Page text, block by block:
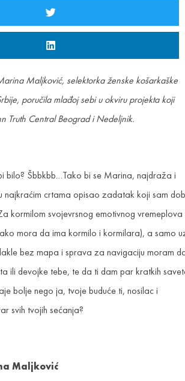
Maljković, selektorka ženske košarkaške
poručila mlađoj sebi u okviru projekta koji
Truth Central Beograd i Nedeljnik.
bilo? Šbbkbb…Tako bi se Marina, najdraža i
najkraćim crtama opisao zadatak koji sam
kormilom svojevrsnog emotivnog vremeplova
mora da ima kormilo i kormilara), a samo
bez mapa i sprava za navigaciju moram
ili devojke tebe, te da ti dam par kratkih
bolje nego ja, tvoje buduće ti, nosilac i
svih tvojih sećanja?
Maljković